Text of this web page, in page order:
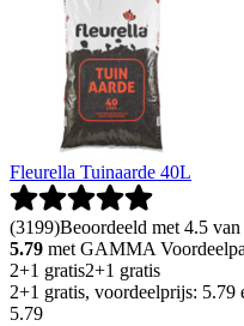
Fleurella Tuinaarde 40L
(3199)Beoordeeld met 4.5
5.79 met GAMMA
2+1 gratis2+1 gratis
2+1 gratis, voordeelprijs:
5.79